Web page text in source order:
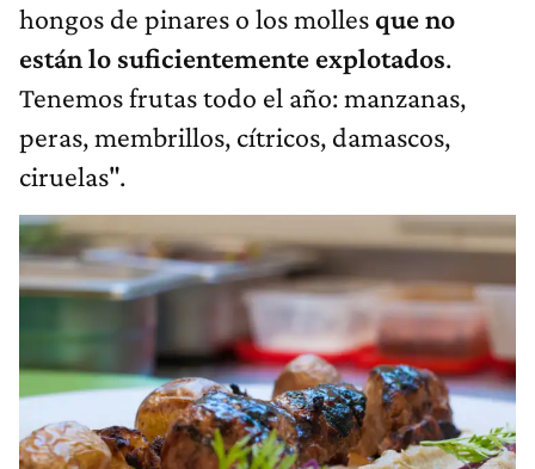
hongos de pinares o los molles que no
están lo suficientemente explotados.
Tenemos frutas todo el año: manzanas,
peras, membrillos, cítricos, damascos,
ciruelas".